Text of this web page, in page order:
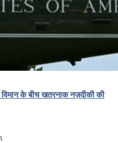
के बीच खतरनाक नज़दीकी की